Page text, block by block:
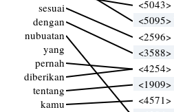
sesuai
dengan
nubuatan
yang
pernah
diberikan
tentang
kamu
<5043>
<5095>
<2596>
<3588>
<4254>
<1909>
<4571>